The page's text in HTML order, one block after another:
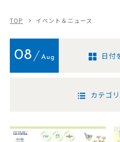
TOP イベント＆ニュース
08 Aug 日付
カテゴ